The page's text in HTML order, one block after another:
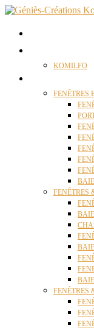
KOMILFO
FENÊTRES
FENÊTRES
FENÊTRES